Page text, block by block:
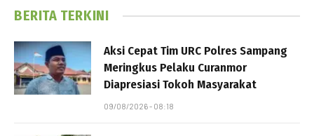
BERITA TERKINI
Aksi Cepat Tim URC Polres Sampang
Meringkus Pelaku Curanmor
Diapresiasi Tokoh Masyarakat
09/08/2026 - 08:18